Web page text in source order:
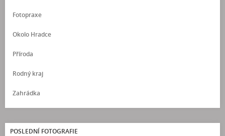
Fotopraxe
Okolo Hradce
Příroda
Rodný kraj
Zahrádka
POSLEDNÍ FOTOGRAFIE